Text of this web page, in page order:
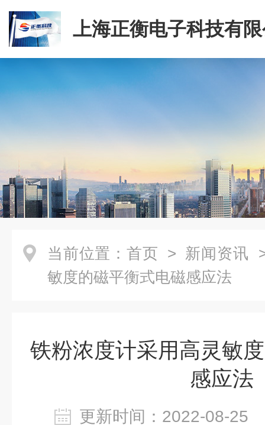
上海正衡电子科技有
当前位置： 首页 > 新闻资讯
敏度的磁平衡式电磁感应法
铁粉浓度计采用高灵敏
感应法
更新时间：2022-08-